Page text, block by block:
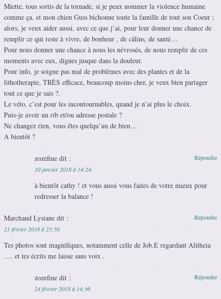
Miette, tous sortis de la tornade, si je peux nommer la violence humaine
comme ça, et mon chien Guss bichonne toute la famille de tout son Coeur ;
alors, je veux aider aussi, avec ce que j’ai, pour leur donner une chance de
remplir ce qui reste à vivre, de bonheur , de câlins, de santé…
Pour nous donner une chance à nous les névrosés, de nous remplir de ces
moments avec eux, dignes jusque dans la douleur.
Pour info, je soigne pas mal de problèmes avec des plantes et de la
lithotherapie, TRÈS efficace, beaucoup moins cher, je veux bien partager
tout ce que je sais ?.
Le véto, c’est pour les incontournables, quand je n’ai plus le choix.
Puis-je avoir un rib et/ou adresse postale ?
Ne changez rien, vous êtes quelqu’un de bien…
A bientôt ?
zozefine dit :
10 janvier 2018 à 14:24
à bientôt cathy ! et vous aussi vous faites de votre mieux pour
redresser la balance !
Répondre
Marchand Lysiane dit :
21 février 2018 à 23:50
Tes photos sont magnifiques, notamment celle de Job.E regardant Alitheia
…. et tes écrits me laisse sans voix .
Répondre
zozefine dit :
24 février 2018 à 14:36
Répondre